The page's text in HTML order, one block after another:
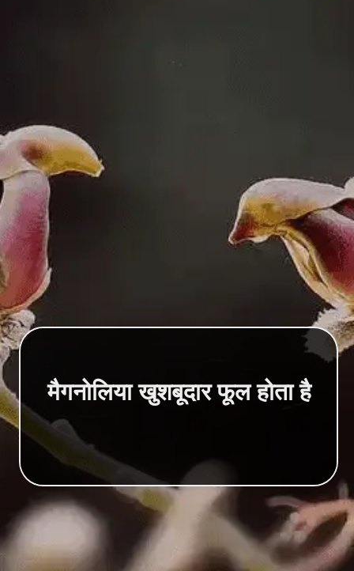
मैगनोलिया खुशबूदार फूल होता है